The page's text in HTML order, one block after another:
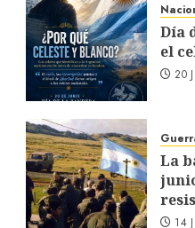
Día
el
20
La
14